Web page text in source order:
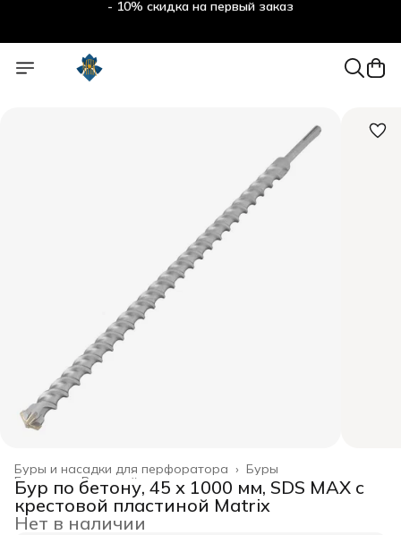
Буры
Буры и насадки для перфоратора ›
Режущий инструмент ›
Главная ›
Бур по бетону, 45 х 1000 мм, SDS MAX c
крестовой пластиной Matrix
Нет в наличии